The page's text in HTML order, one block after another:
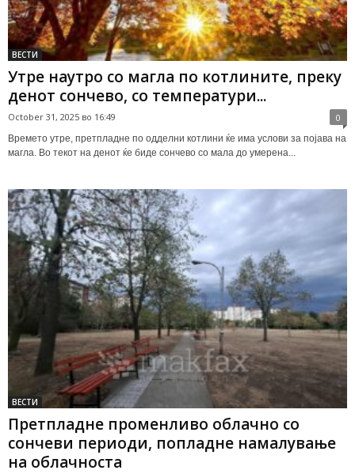
ВЕСТИ
Утре наутро со магла по котлините, преку
денот сончево, со температури...
October 31, 2025 во 16:49 0
Времето утре, претпладне по одделни котлини ќе има услови за појава на
магла. Во текот на денот ќе биде сончево со мала до умерена...
ВЕСТИ
Претпладне променливо облачно со
сончеви периоди, попладне намалување
на облачноста